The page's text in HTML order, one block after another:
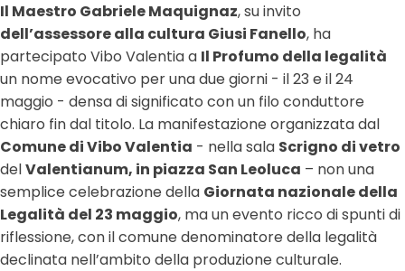
Il Maestro Gabriele Maquignaz, su invito
dell’assessore alla cultura Giusi Fanello, ha
partecipato Vibo Valentia a Il Profumo della legalità
un nome evocativo per una due giorni - il 23 e il 24
maggio - densa di significato con un filo conduttore
chiaro fin dal titolo. La manifestazione organizzata dal
Comune di Vibo Valentia - nella sala Scrigno di vetro
delValentianum, in piazza San Leoluca – non una
semplice celebrazione della Giornata nazionale della
Legalità del 23 maggio, ma un evento ricco di spunti di
riflessione, con il comune denominatore della legalità
declinata nell’ambito della produzione culturale.